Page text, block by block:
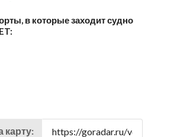
в которые заходит судно
карту: